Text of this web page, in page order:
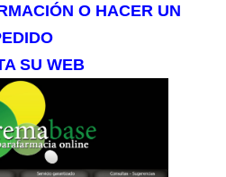
O HACER UN
SU WEB